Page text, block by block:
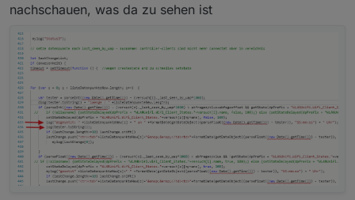
nachschauen, was da zu sehen ist